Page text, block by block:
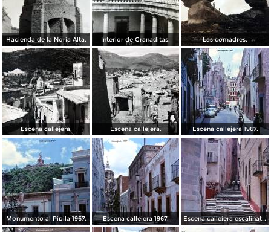
Hacienda de la Noria Alta. Interior de Granaditas. Las comadres.
Escena callejera. Escena callejera. Escena callejera 1967.
Monumento al Pipila 1967. Escena callejera 1967. Escena callejera escalinata 1967.